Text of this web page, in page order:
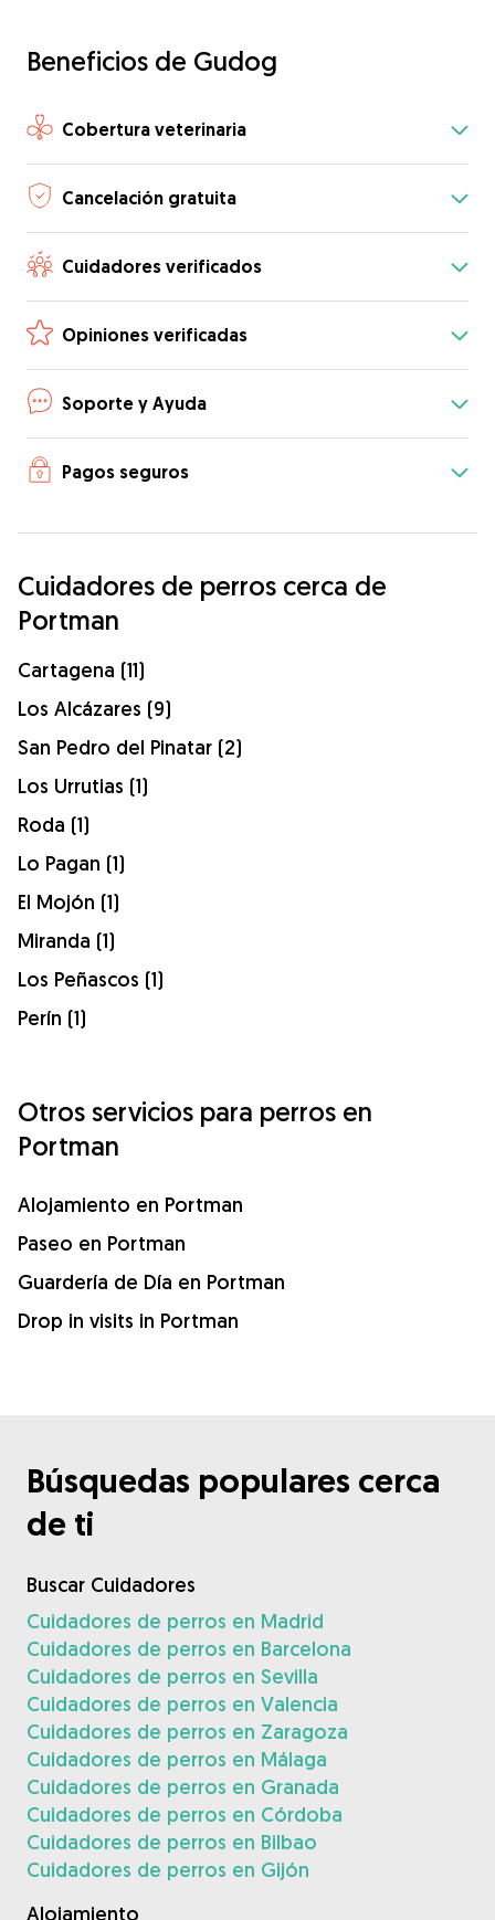
Beneficios de Gudog
Cobertura veterinaria
Cancelación gratuita
Cuidadores verificados
Opiniones verificadas
Soporte y Ayuda
Pagos seguros
Cuidadores de perros cerca de
Portman
Cartagena (11)
Los Alcázares (9)
San Pedro del Pinatar (2)
Los Urrutias (1)
Roda (1)
Lo Pagan (1)
El Mojón (1)
Miranda (1)
Los Peñascos (1)
Perín (1)
Otros servicios para perros en
Portman
Alojamiento en Portman
Paseo en Portman
Guardería de Día en Portman
Drop in visits in Portman
Búsquedas populares cerca
de ti
Buscar Cuidadores
Cuidadores de perros en Madrid
Cuidadores de perros en Barcelona
Cuidadores de perros en Sevilla
Cuidadores de perros en Valencia
Cuidadores de perros en Zaragoza
Cuidadores de perros en Málaga
Cuidadores de perros en Granada
Cuidadores de perros en Córdoba
Cuidadores de perros en Bilbao
Cuidadores de perros en Gijón
Alojamiento